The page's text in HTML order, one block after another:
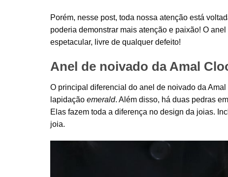
Porém, nesse post, toda nossa atenção está
poderia demonstrar mais atenção e paixão! O
espetacular, livre de qualquer defeito!
Anel de noivado da Amal
O principal diferencial do anel de noivado da
lapidação emerald. Além disso, há duas pedras
Elas fazem toda a diferença no design da joias.
joia.